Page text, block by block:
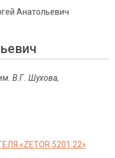
Анатольевич
В.Г. Шухова,
«ZETOR 5201.22»